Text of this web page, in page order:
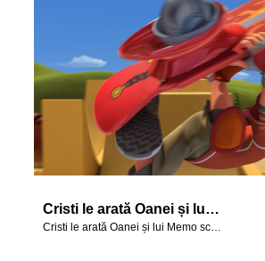
Cristi le arată Oanei și lui Memo schemele grozave pe care le poate face cu skateboardul.
Cristi le arată Oanei și lui Memo schemele grozave pe care le poate face cu skateboardul.